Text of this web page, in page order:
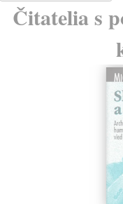
Čitatelia s